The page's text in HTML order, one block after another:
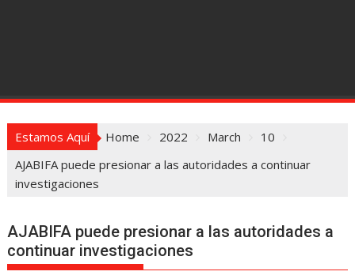
Estamos Aquí Home 2022 March
10
AJABIFA puede presionar a las autoridades a continuar
investigaciones
AJABIFA puede presionar a las autoridades a
continuar investigaciones